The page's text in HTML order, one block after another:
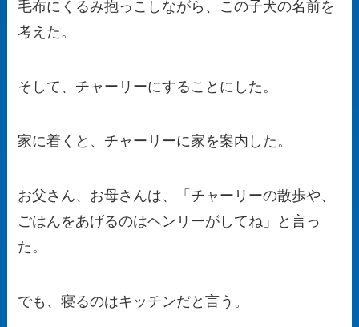
毛布にくるみ抱っこしながら、この子犬の名前を
考えた。
そして、チャーリーにすることにした。
家に着くと、チャーリーに家を案内した。
お父さん、お母さんは、「チャーリーの散歩や、
ごはんをあげるのはヘンリーがしてね」と言っ
た。
でも、寝るのはキッチンだと言う。